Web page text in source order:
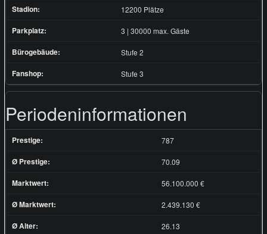
Stadion: 12200 Plätze
Parkplatz: 3 | 30000 max. Gäste
Bürogebäude: Stufe 2
Fanshop: Stufe 3
Periodeninformationen
Prestige: 787
Ø Prestige: 70.09
Marktwert: 56.100.000 €
Ø Marktwert: 2.439.130 €
Ø Alter: 26.13